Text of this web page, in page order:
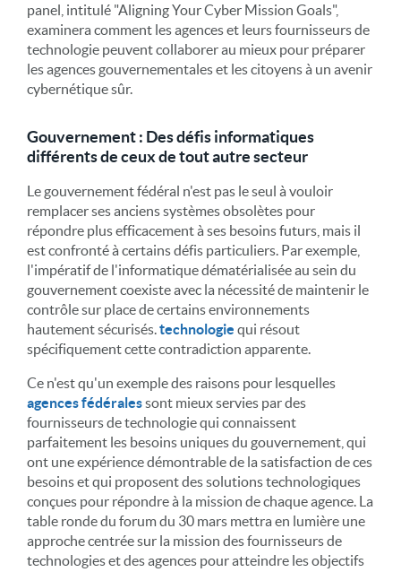
panel, intitulé "Aligning Your Cyber Mission Goals",
examinera comment les agences et leurs fournisseurs de
technologie peuvent collaborer au mieux pour préparer
les agences gouvernementales et les citoyens à un avenir
cybernétique sûr.
Gouvernement : Des défis informatiques
différents de ceux de tout autre secteur
Le gouvernement fédéral n'est pas le seul à vouloir
remplacer ses anciens systèmes obsolètes pour
répondre plus efficacement à ses besoins futurs, mais il
est confronté à certains défis particuliers. Par exemple,
l'impératif de l'informatique dématérialisée au sein du
gouvernement coexiste avec la nécessité de maintenir le
contrôle sur place de certains environnements
hautement sécurisés. technologie qui résout
spécifiquement cette contradiction apparente.
Ce n'est qu'un exemple des raisons pour lesquelles
agences fédéralessont mieux servies par des
fournisseurs de technologie qui connaissent
parfaitement les besoins uniques du gouvernement, qui
ont une expérience démontrable de la satisfaction de ces
besoins et qui proposent des solutions technologiques
conçues pour répondre à la mission de chaque agence. La
table ronde du forum du 30 mars mettra en lumière une
approche centrée sur la mission des fournisseurs de
technologies et des agences pour atteindre les objectifs